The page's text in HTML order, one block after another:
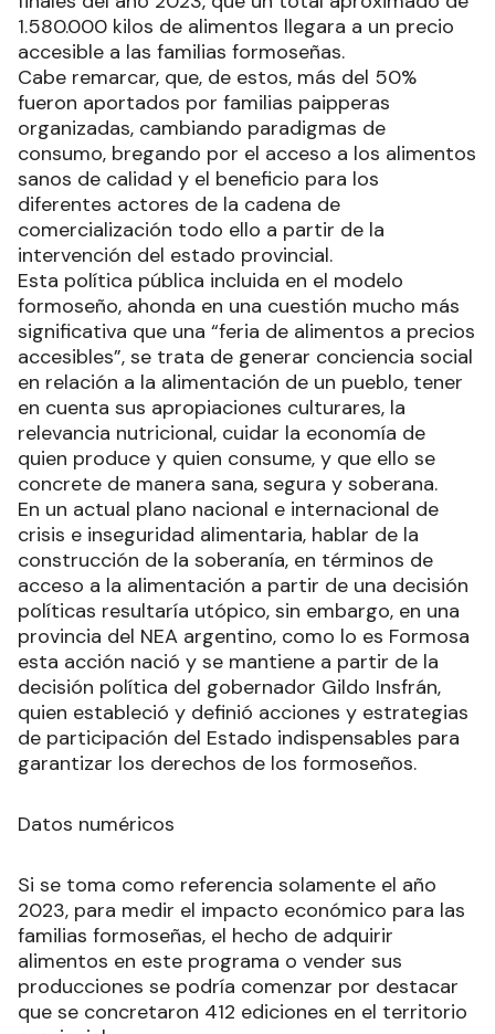
1.580.000 kilos de alimentos llegara a un precio
accesible a las familias formoseñas.
Cabe remarcar, que, de estos, más del 50%
fueron aportados por familias paipperas
organizadas, cambiando paradigmas de
consumo, bregando por el acceso a los alimentos
sanos de calidad y el beneficio para los
diferentes actores de la cadena de
comercialización todo ello a partir de la
intervención del estado provincial.
Esta política pública incluida en el modelo
formoseño, ahonda en una cuestión mucho más
significativa que una “feria de alimentos a precios
accesibles”, se trata de generar conciencia social
en relación a la alimentación de un pueblo, tener
en cuenta sus apropiaciones culturares, la
relevancia nutricional, cuidar la economía de
quien produce y quien consume, y que ello se
concrete de manera sana, segura y soberana.
En un actual plano nacional e internacional de
crisis e inseguridad alimentaria, hablar de la
construcción de la soberanía, en términos de
acceso a la alimentación a partir de una decisión
políticas resultaría utópico, sin embargo, en una
provincia del NEA argentino, como lo es Formosa
esta acción nació y se mantiene a partir de la
decisión política del gobernador Gildo Insfrán,
quien estableció y definió acciones y estrategias
de participación del Estado indispensables para
garantizar los derechos de los formoseños.
Datos numéricos
Si se toma como referencia solamente el año
2023, para medir el impacto económico para las
familias formoseñas, el hecho de adquirir
alimentos en este programa o vender sus
producciones se podría comenzar por destacar
que se concretaron 412 ediciones en el territorio